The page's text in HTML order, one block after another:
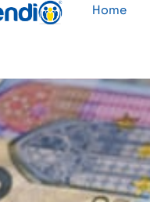
Home